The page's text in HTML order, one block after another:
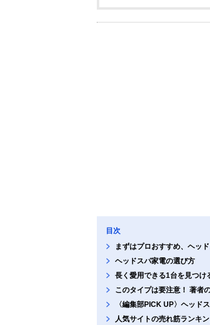
目次
まずはプロおすすめ、ヘッ
ヘッドスパ家電の選び方
長く愛用できる1台を見つけ
このタイプは要注意！ 著者
〈編集部PICK UP〉ヘッド
人気サイトの売れ筋ランキ